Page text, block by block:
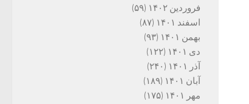
فروردین ۱۴۰۲
(۵۹)
اسفند ۱۴۰۱
(۸۷)
بهمن ۱۴۰۱
(۹۳)
دی ۱۴۰۱
(۱۲۲)
آذر ۱۴۰۱
(۲۴۰)
آبان ۱۴۰۱
(۱۸۹)
مهر ۱۴۰۱
(۱۷۵)